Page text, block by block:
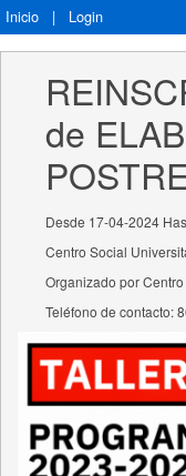
Inicio | Login
de
Desde 17-04-2024
Centro Social
Organizado por
Teléfono de contacto: